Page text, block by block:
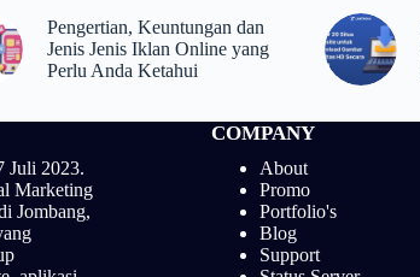
Pengertian, Keuntungan dan
Jenis Jenis Iklan Online yang
Perlu Anda Ketahui
Juli 2023.
Marketing
Jombang,
COMPANY
About
Promo
Portfolio's
Blog
Support